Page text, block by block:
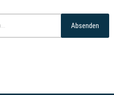
Absenden